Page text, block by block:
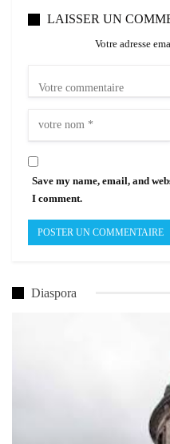
LAISSER UN
Votre adresse
Save my name, email, and
I comment.
Diaspora